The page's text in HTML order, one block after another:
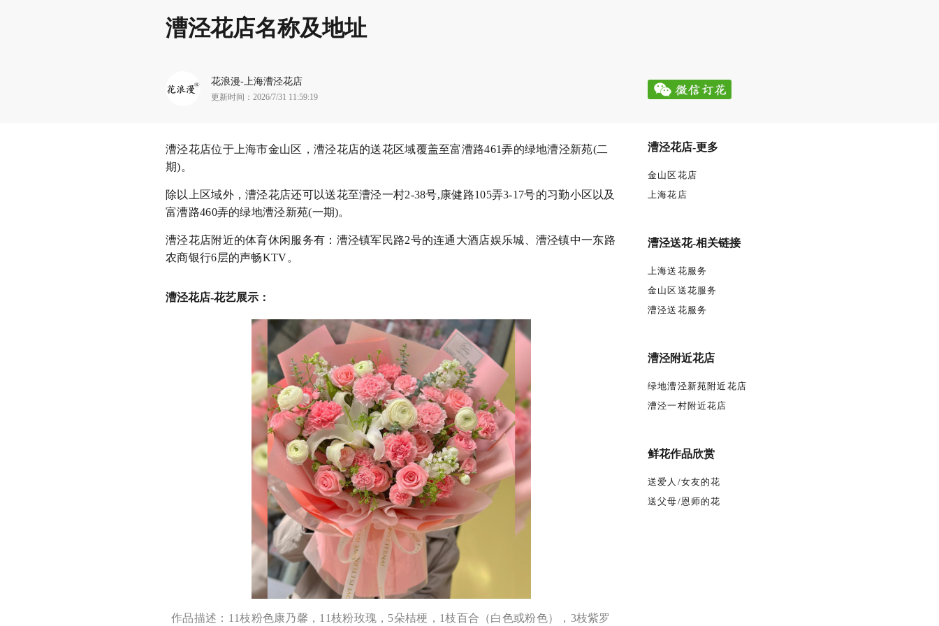
漕泾花店名称及地址
花浪漫-上海漕泾花店
更新时间： 2026/7/31 11:59:19
漕泾花店位于上海市金山区，漕泾花店的送花区域覆盖至富漕路461弄的绿地漕泾新苑(二
期)。
除以上区域外，漕泾花店还可以送花至漕泾一村2-38号,康健路105弄3-17号的习勤小区以及
富漕路460弄的绿地漕泾新苑(一期)。
漕泾花店附近的体育休闲服务有：漕泾镇军民路2号的连通大酒店娱乐城、漕泾镇中一东路
农商银行6层的声畅KTV。
漕泾花店-花艺展示：
作品描述：11枝粉色康乃馨，11枝粉玫瑰，5朵桔梗，1枝百合（白色或粉色），3枝紫罗
漕泾花店-更多
金山区花店
上海花店
漕泾送花-相关链接
上海送花服务
金山区送花服务
漕泾送花服务
漕泾附近花店
绿地漕泾新苑附近花店
漕泾一村附近花店
鲜花作品欣赏
送爱人/女友的花
送父母/恩师的花